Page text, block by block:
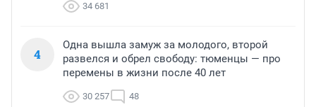
34 681
4
Одна вышла замуж за молодого, второй
развелся и обрел свободу: тюменцы — про
перемены в жизни после 40 лет
30 257 48